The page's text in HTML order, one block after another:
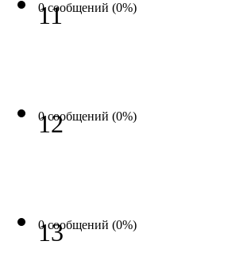
0 сообщений (0%)
11
0 сообщений (0%)
12
0 сообщений (0%)
13